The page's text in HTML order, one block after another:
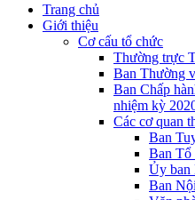
Trang chủ
Giới thiệu
Cơ cấu tổ chức
Thường trực
Ban Thường
Ban Chấp
nhiệm kỳ
Các cơ quan
Ban
Ban Tổ
Ủy ban
Ban